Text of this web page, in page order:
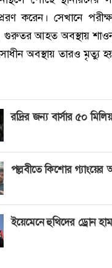
করেন। সেখানে
আহত অবস্থায়
অবস্থায় তারও মৃত্যু
রদ্রির জন্য বার্সার ৫০
পল্লবীতে কিশোর গ্যাংয়ের
ইয়েমেনে হুথিদের ড্রোন